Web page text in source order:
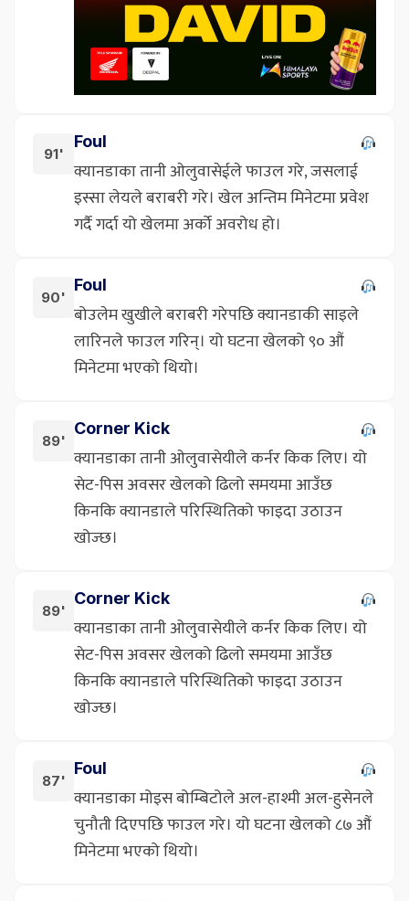
91'
Foul
क्यानडाका तानी ओलुवासेईले फाउल गरे, जसलाई
इस्सा लेयले बराबरी गरे। खेल अन्तिम मिनेटमा प्रवेश
गर्दै गर्दा यो खेलमा अर्को अवरोध हो।
90'
Foul
बोउलेम खुखीले बराबरी गरेपछि क्यानडाकी साइले
लारिनले फाउल गरिन्। यो घटना खेलको ९० औं
मिनेटमा भएको थियो।
89'
Corner Kick
क्यानडाका तानी ओलुवासेयीले कर्नर किक लिए। यो
सेट-पिस अवसर खेलको ढिलो समयमा आउँछ
किनकि क्यानडाले परिस्थितिको फाइदा उठाउन
खोज्छ।
89'
Corner Kick
क्यानडाका तानी ओलुवासेयीले कर्नर किक लिए। यो
सेट-पिस अवसर खेलको ढिलो समयमा आउँछ
किनकि क्यानडाले परिस्थितिको फाइदा उठाउन
खोज्छ।
87'
Foul
क्यानडाका मोइस बोम्बिटोले अल-हाश्मी अल-हुसेनले
चुनौती दिएपछि फाउल गरे। यो घटना खेलको ८७ औं
मिनेटमा भएको थियो।